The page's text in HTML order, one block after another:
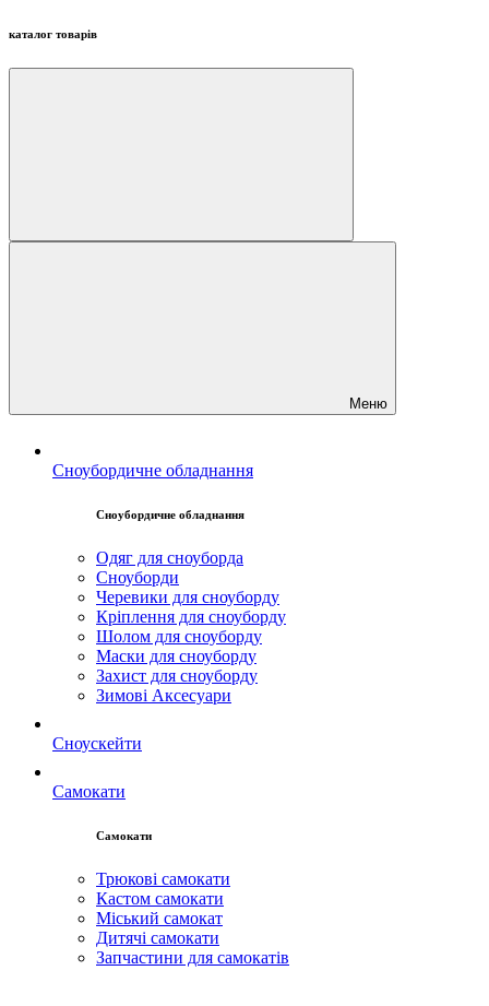
каталог товарів
Меню
Сноубордичне обладнання
Сноубордичне обладнання
Одяг для сноуборда
Сноуборди
Черевики для сноуборду
Кріплення для сноуборду
Шолом для сноуборду
Маски для сноуборду
Захист для сноуборду
Зимові Аксесуари
Сноускейти
Самокати
Самокати
Трюкові самокати
Кастом самокати
Міський самокат
Дитячі самокати
Запчастини для самокатів